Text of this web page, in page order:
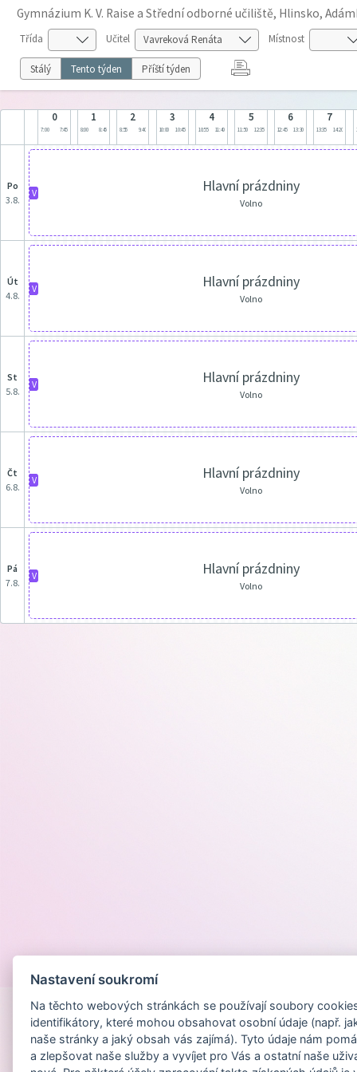
Gymnázium K. V. Raise a Střední odborné učiliště, Hlinsko,
Třída Učitel Místnost
Stálý Tento týden Příští týden
0
7:00 7:45
1
8:00 8:45
2
8:55 9:40
3
10:00 10:45
4
10:55 11:40
5
11:50 12:35
6
12:45 13:30
7
13:35 14:20
po
3.8.
V Hlavní prázdniny
Volno
út
4.8.
V Hlavní prázdniny
Volno
st
5.8.
V Hlavní prázdniny
Volno
čt
6.8.
V Hlavní prázdniny
Volno
pá
7.8.
V Hlavní prázdniny
Volno
Nastavení soukromí
Na těchto webových stránkách se používají soubory
identifikátory, které mohou obsahovat osobní údaje (např.
naše stránky a jaký obsah vás zajímá). Tyto údaje nám
a zlepšovat naše služby a vyvíjet pro Vás a ostatní naše